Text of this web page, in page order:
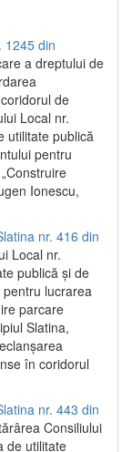
1245 din
a dreptului de
de
Local nr.
utilitate publică
pentru
Ionescu,
nr. 416 din
Local nr.
publică și de
lucrarea
parcare
Slatina,
în coridorul
nr. 443 din
Consiliului
de utilitate